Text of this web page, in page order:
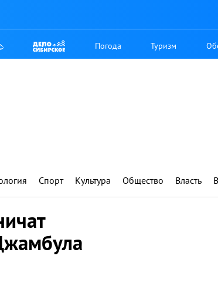
Погода Туризм
Спорт Культура Общество Власть